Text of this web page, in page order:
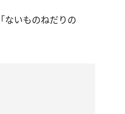
ないものねだりの